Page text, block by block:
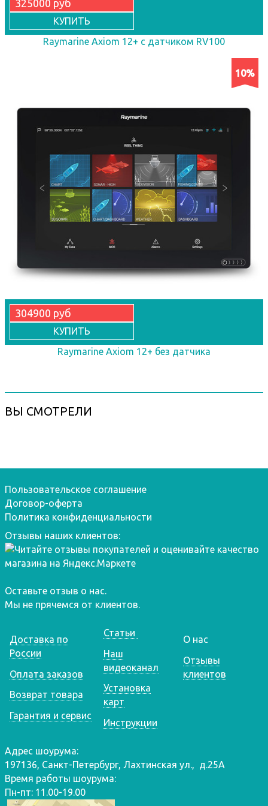
325000 руб
КУПИТЬ
Raymarine Axiom 12+ с датчиком RV100
10%
304900 руб
КУПИТЬ
Raymarine Axiom 12+ без датчика
ВЫ СМОТРЕЛИ
Пользовательское соглашение
Договор-оферта
Политика конфиденциальности
Отзывы наших клиентов:
Оставьте отзыв о нас.
Мы не прячемся от клиентов.
Доставка по
России
Оплата заказов
Возврат товара
Гарантия и сервис
Статьи
Наш
видеоканал
Установка
карт
Инструкции
О нас
Отзывы
клиентов
Адрес шоурума:
197136, Санкт-Петербург, Лахтинская ул., д.25А
Время работы шоурума:
Пн-пт: 11.00-19.00